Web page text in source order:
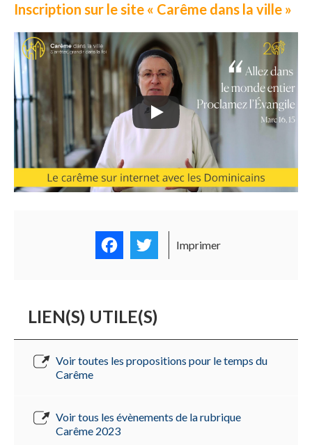
Inscription sur le site « Carême dans la ville »
FacebookTwitter
Imprimer
LIEN(S) UTILE(S)
Voir toutes les propositions pour le temps du
Carême
Voir tous les évènements de la rubrique
Carême 2023